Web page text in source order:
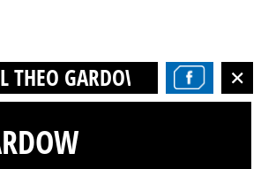
THEO GARDOW